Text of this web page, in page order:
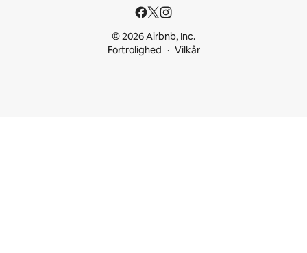
© 2026 Airbnb, Inc.
Fortrolighed
Vilkår